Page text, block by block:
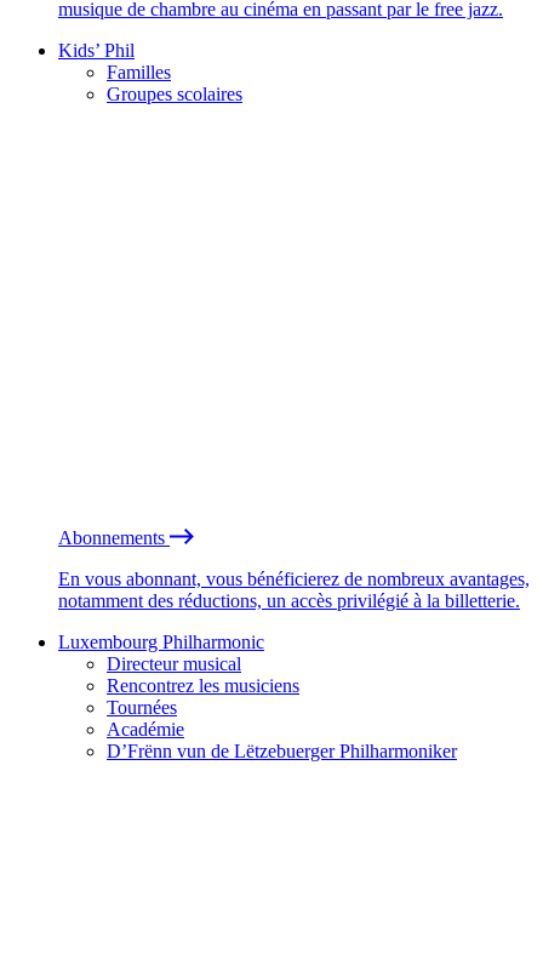
musique de chambre au cinéma en passant par le free jazz.
Kids’ Phil
Familles
Groupes scolaires
Abonnements
En vous abonnant, vous bénéficierez de nombreux avantages,
notamment des réductions, un accès privilégié à la billetterie.
Luxembourg Philharmonic
Directeur musical
Rencontrez les musiciens
Tournées
Académie
D’Frënn vun de Lëtzebuerger Philharmoniker